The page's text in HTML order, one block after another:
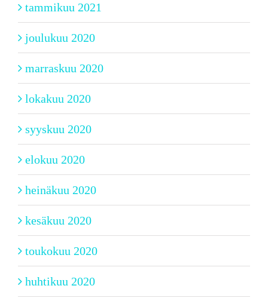
tammikuu 2021
joulukuu 2020
marraskuu 2020
lokakuu 2020
syyskuu 2020
elokuu 2020
heinäkuu 2020
kesäkuu 2020
toukokuu 2020
huhtikuu 2020